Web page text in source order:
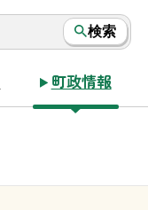
検索
町政情報